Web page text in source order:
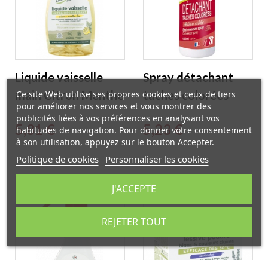
Liquide vaisselle
main Citron Menthe
1L Etamine du Lys
Prix
5,81 €
Spray détachant
taches colorées
125ml Etamine du
Lys
Prix
5,23 €
Ce site Web utilise ses propres cookies et ceux de tiers
pour améliorer nos services et vous montrer des
publicités liées à vos préférences en analysant vos
habitudes de navigation. Pour donner votre consentement
à son utilisation, appuyez sur le bouton Accepter.
Politique de cookies Personnaliser les cookies
REJETER TOUT
J'ACCEPTE